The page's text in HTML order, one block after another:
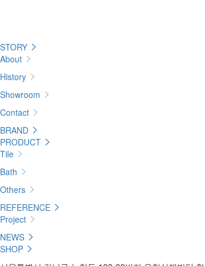
STORY
About
History
Showroom
Contact
BRAND
PRODUCT
Tile
Bath
Others
REFERENCE
Project
NEWS
SHOP